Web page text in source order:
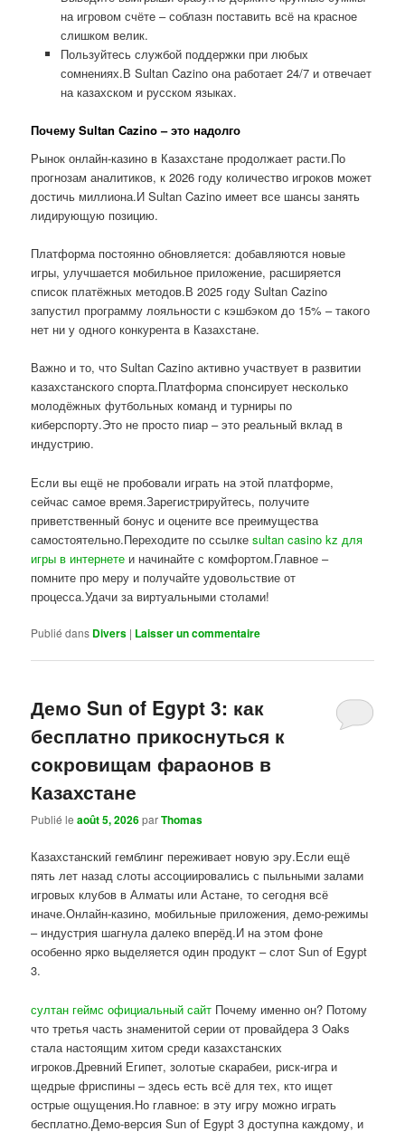
на игровом счёте – соблазн поставить всё на красное
слишком велик.
Пользуйтесь службой поддержки при любых
сомнениях.В Sultan Cazino она работает 24/7 и отвечает
на казахском и русском языках.
Почему Sultan Cazino – это надолго
Рынок онлайн-казино в Казахстане продолжает расти.По
прогнозам аналитиков, к 2026 году количество игроков может
достичь миллиона.И Sultan Cazino имеет все шансы занять
лидирующую позицию.
Платформа постоянно обновляется: добавляются новые
игры, улучшается мобильное приложение, расширяется
список платёжных методов.В 2025 году Sultan Cazino
запустил программу лояльности с кэшбэком до 15% – такого
нет ни у одного конкурента в Казахстане.
Важно и то, что Sultan Cazino активно участвует в развитии
казахстанского спорта.Платформа спонсирует несколько
молодёжных футбольных команд и турниры по
киберспорту.Это не просто пиар – это реальный вклад в
индустрию.
Если вы ещё не пробовали играть на этой платформе,
сейчас самое время.Зарегистрируйтесь, получите
приветственный бонус и оцените все преимущества
самостоятельно.Переходите по ссылкеsultan casino kz для
игры в интернете и начинайте с комфортом.Главное –
помните про меру и получайте удовольствие от
процесса.Удачи за виртуальными столами!
Publié dans Divers | Laisser un commentaire
Демо Sun of Egypt 3: как
бесплатно прикоснуться к
сокровищам фараонов в
Казахстане
Publié leaoût 5, 2026parThomas
Казахстанский гемблинг переживает новую эру.Если ещё
пять лет назад слоты ассоциировались с пыльными залами
игровых клубов в Алматы или Астане, то сегодня всё
иначе.Онлайн-казино, мобильные приложения, демо-режимы
– индустрия шагнула далеко вперёд.И на этом фоне
особенно ярко выделяется один продукт – слот Sun of Egypt
3.
султан геймс официальный сайт Почему именно он? Потому
что третья часть знаменитой серии от провайдера 3 Oaks
стала настоящим хитом среди казахстанских
игроков.Древний Египет, золотые скарабеи, риск-игра и
щедрые фриспины – здесь есть всё для тех, кто ищет
острые ощущения.Но главное: в эту игру можно играть
бесплатно.Демо-версия Sun of Egypt 3 доступна каждому, и